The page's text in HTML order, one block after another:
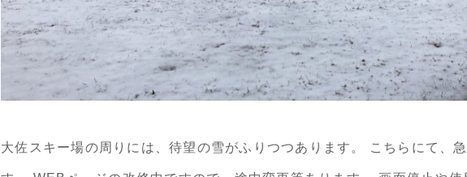
大佐スキー場の周りには、待望の雪がふりつつあります。 こちらにて、